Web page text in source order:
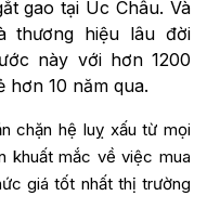
gao tại Úc Châu. Và
thương hiệu lâu đời
này với hơn 1200
hơn 10 năm qua.
chặn hệ luỵ xấu từ mọi
khuất mắc về việc mua
giá tốt nhất thị trường